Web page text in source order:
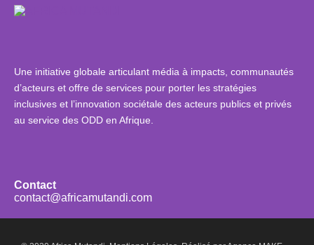
Une initiative globale articulant média à impacts, communautés
d’acteurs et offre de services pour porter les stratégies
inclusives et l’innovation sociétale des acteurs publics et privés
au service des ODD en Afrique.
Contact
contact@africamutandi.com